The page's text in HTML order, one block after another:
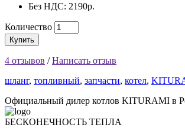
Без НДС: 2190р.
Количество
Купить
4 отзывов /Написать отзыв
шланг, топливный, запчасти, котел,
Официальный дилер котлов KITURAMI в
БЕСКОНЕЧНОСТЬ ТЕПЛА